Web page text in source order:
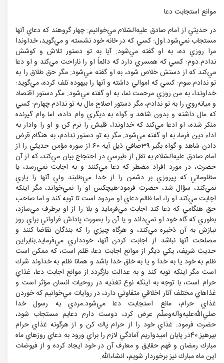
موانع استجابت دعا
در حديثي از امام صادق عليه‌السّلام مي‌خوانيم: چهار گروهند كه دعاي آنها
مستجاب نمي‌شود.اول: كسي كه در خانه خود نشسته و مي‌گويد، خداوندا
مرا روزي ده، به او گفته مي‌شود: آيا به تو دستور تلاش و كوشش
ندادم.دوم: كسي كه همسري دارد كه دائماً او را ناراحت مي‌كند و او دعا
مي‌كند كه از دستش خلاص شود، به او گفته مي‌شود: مگر حق طلاق را به
تو ندادم.سوم: كسي كه اموالي داشته و آنها را بيهوده تلف كرده، مي‌گويد:
خداوندا، به من روزي مرحمت نما، به او گفته مي‌شود: مگر دستور اقتصاد
و ميانه‌روي را به تو ندادم، مگر دستور اصلاح مال به تو ندادم.چهارم: كسي
كه مال داشته و بدون شاهد و گواه به ديگري وام داده، اما وام گيرنده
منكر شده، او ادعا مي‌كند كه خداوندا، قلبش را نرم كن و او را وادار به
اداء دين فرما، به او گفته مي‌شود: مگر به تو دستور ندادم، به هنگام قرض
دادن شاهد و گواه بگير.39صافي ذيل آيه 60 از سوره مؤمن حديثي را از
امام صادق عليه‌السّلام به نقل از طبرسي در احتجاج بيان مي‌كند، كه از آن
حضرت، در مورد افراد مضطر كه دعا مي‌كنند و به اجابت نمي‌رسد، يا
مظلوماني كه پيروزي بر دشمن را از خدا مي‌طلبند ولي آنها را ياري
نمي‌كند، سؤال شد، حضرت فرمود:هيچكس او را نمي‌خواند، مگر اينكه
اجابت مي‌كند او را، اما ظالم دعاي او مردود است تا توبه كند و اما صاحب
حق هنگامي كه دعا كند اجابت مي‌فرمايد و بلا را از او برطرف مي‌سازد،
بطوري كه گاه خود او نمي‌داند و يا آن را بصورت پاداش فراواني براي روز
نيازش به آن ذخيره مي‌كند، و هرگاه چيزي را كه بندگان تقاضا كنند و
مصلحت آنها نباشد از اجابت كردن آنها، خودداري مي‌فرمايد.بنابراين
حديث شريف، يكي ديگر از موانع اجابت دعا، ظلم است، كه ممكن است
ظلم به خود يا به خدا و يا به خلق خدا باشد و همانا ظلم به خداوند شرك
است مگر اينكه توبه كند و به عدالت بازگردد.از موانع اجابت دعا، غذاي
حرام است، با توجه به اينكه نوع تغذيه در روحيات انسان مؤثر است و
غذاهاي مختلف آثار اخلاقي متفاوتي دارد، در روايات مي‌خوانيم كه خوردن
غذاي حرام، مانع استجابت دعا مي‌شود.مردي به رسول خدا
صلي‌الله‌عليه‌وآله‌و‌سلّم عرض كرد، دوست دارم دعايم مستجاب شود،
حضرت فرمود: غذاي خود را از حرام پاك كن و از هرگونه غذاي حرام
بپرهيز.40در پايان اميدواريم آمادگي لازم را براي ورود به دعاي روزهاي ماه
مبارك رمضان و فهم حقايق و معارف آن در خود ايجاد كرده و از فيوضات
اين ماه مبارك نيز برخوردار شويم، انشاءالله.